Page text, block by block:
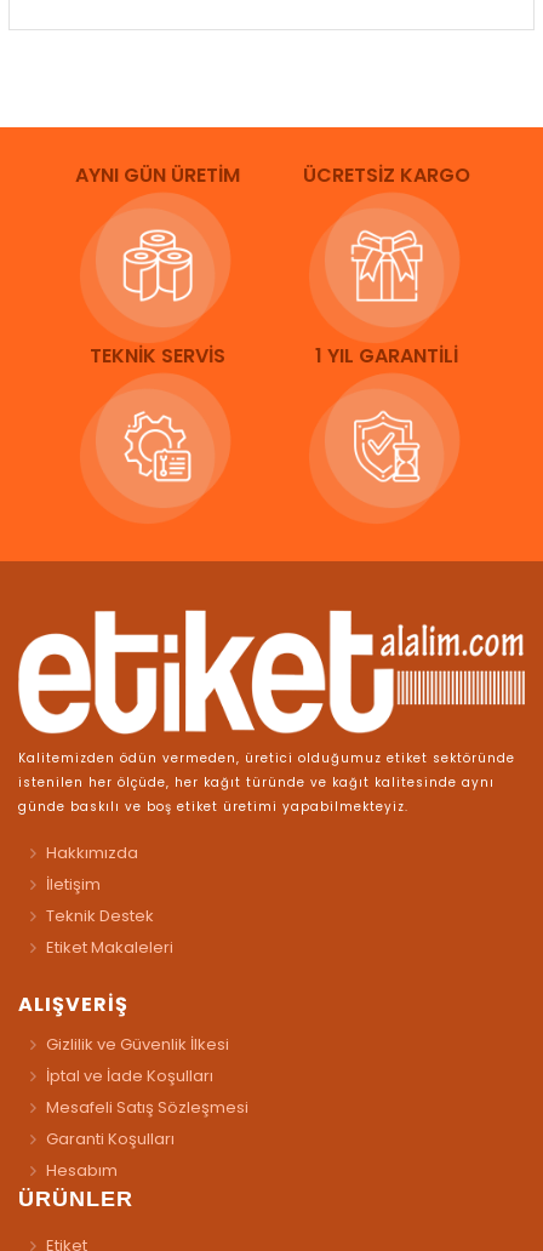
AYNI GÜN ÜRETİM ÜCRETSİZ KARGO
TEKNİK SERVİS 1 YIL GARANTİLİ
Kalitemizden ödün vermeden, üretici olduğumuz etiket sektöründe
istenilen her ölçüde, her kağıt türünde ve kağıt kalitesinde aynı
günde baskılı ve boş etiket üretimi yapabilmekteyiz.
Hakkımızda
İletişim
Teknik Destek
Etiket Makaleleri
ALIŞVERİŞ
Gizlilik ve Güvenlik İlkesi
İptal ve İade Koşulları
Mesafeli Satış Sözleşmesi
Garanti Koşulları
Hesabım
ÜRÜNLER
Etiket